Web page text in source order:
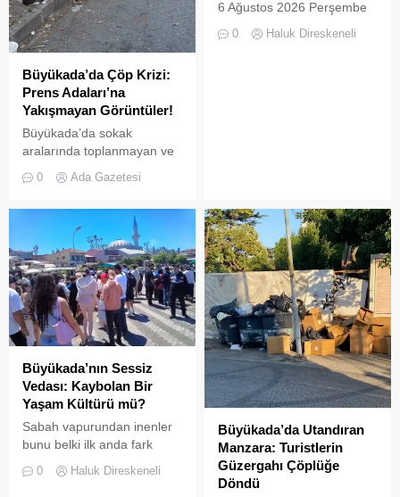
insan...
Büyükada’da Çöp Krizi:
Prens Adaları’na
Yakışmayan Görüntüler!
Büyükada’da sokak
aralarında toplanmayan ve
tepkisine neden
aylarında hem yerli hem de
yabancı turistlerin akınına
uğrayan Büyükada’da,
çevre temizliği konusunda
yaşanan aksaklıklar adeta
pes dedirtti. Adanın tarihi ve
doğal güzellikleriyle süslü
sokaklarından yansıyan son
görüntüler, çevre sağlığı
açısından tehlike çanlarının
çaldığını gösteriyor. Çöpler
0 Ada Gazetesi
6 Ağustos 2026 Perşembe
14:00 sularında Büyükada
0 Haluk Direskeneli
Büyükada’nın Sessiz
Vedası: Kaybolan Bir
Yaşam Kültürü mü?
Sabah vapurundan inenler
bunu belki ilk anda fark
Büyükada’yı elli, altmış yıldır
0 Haluk Direskeneli
Büyükada’da Utandıran
Manzara: Turistlerin
Güzergahı Çöplüğe
Döndü